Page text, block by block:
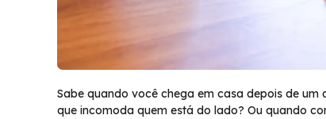
Sabe quando você chega em casa depois de
que incomoda quem está do lado? Ou quando